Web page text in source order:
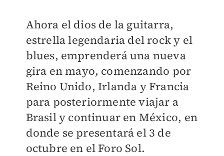
Ahora el dios de la guitarra,
estrella legendaria del rock y el
blues, emprenderá una nueva
gira en mayo, comenzando por
Reino Unido, Irlanda y Francia
para posteriormente viajar a
Brasil y continuar en México, en
donde se presentará el 3 de
octubre en el Foro Sol.